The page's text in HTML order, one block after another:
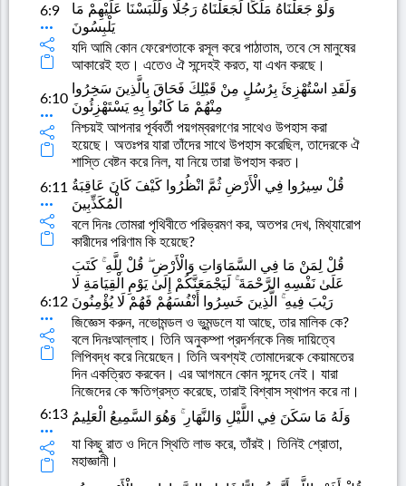
6:9
وَلَوْ جَعَلْنَاهُ مَلَكًا لَجَعَلْنَاهُ رَجُلًا وَلَلَبَسْنَا عَلَيْهِمْ مَا
يَلْبِسُونَ
যদি আমি কোন ফেরেশতাকে রসূল করে পাঠাতাম, তবে সে মানুষের
আকারেই হত। এতেও ঐ সন্দেহই করত, যা এখন করছে।
6:10
وَلَقَدِ اسْتُهْزِئَ بِرُسُلٍ مِنْ قَبْلِكَ فَحَاقَ بِالَّذِينَ سَخِرُوا
مِنْهُمْ مَا كَانُوا بِهِ يَسْتَهْزِئُونَ
নিশ্চয়ই আপনার পূর্ববর্তী পয়গম্বরগণের সাথেও উপহাস করা
হয়েছে। অতঃপর যারা তাঁদের সাথে উপহাস করেছিল, তাদেরকে ঐ
শাস্তি বেষ্টন করে নিল, যা নিয়ে তারা উপহাস করত।
6:11 قُلْ سِيرُوا فِي الْأَرْضِ ثُمَّ انْظُرُوا كَيْفَ كَانَ عَاقِبَةُ
الْمُكَذِّبِينَ
বলে দিনঃ তোমরা পৃথিবীতে পরিভ্রমণ কর, অতপর দেখ, মিথ্যারোপ
কারীদের পরিণাম কি হয়েছে?
6:12
قُلْ لِمَنْ مَا فِي السَّمَاوَاتِ وَالْأَرْضِ ۖ قُلْ لِلَّهِ ۚ كَتَبَ
عَلَىٰ نَفْسِهِ الرَّحْمَةَ ۚ لَيَجْمَعَنَّكُمْ إِلَىٰ يَوْمِ الْقِيَامَةِ لَا
رَيْبَ فِيهِ ۚ الَّذِينَ خَسِرُوا أَنْفُسَهُمْ فَهُمْ لَا يُؤْمِنُونَ
জিজ্ঞেস করুন, নভোমন্ডল ও ভুমন্ডলে যা আছে, তার মালিক কে?
বলে দিনঃআল্লাহ। তিনি অনুকম্পা প্রদর্শনকে নিজ দায়িত্বে
লিপিবদ্ধ করে নিয়েছেন। তিনি অবশ্যই তোমাদেরকে কেয়ামতের
দিন একত্রিত করবেন। এর আগমনে কোন সন্দেহ নেই। যারা
নিজেদের কে ক্ষতিগ্রস্ত করেছে, তারাই বিশ্বাস স্থাপন করে না।
6:13 وَلَهُ مَا سَكَنَ فِي اللَّيْلِ وَالنَّهَارِ ۚ وَهُوَ السَّمِيعُ الْعَلِيمُ
যা কিছু রাত ও দিনে স্থিতি লাভ করে, তাঁরই। তিনিই শ্রোতা,
মহাজ্ঞানী।